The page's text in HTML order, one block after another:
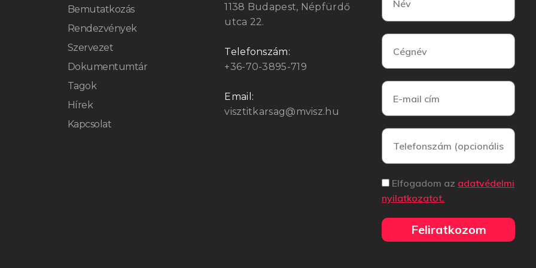
Bemutatkozás
Rendezvények
Szervezet
Dokumentumtár
Tagok
Hírek
Kapcsolat
1138 Budapest, Népfürdő
utca 22.
Telefonszám:
+36-70-3895-719
Email:
visztitkarsag@mvisz.hu
Elfogadom az adatvédelmi
nyilatkozatot.
Feliratkozom